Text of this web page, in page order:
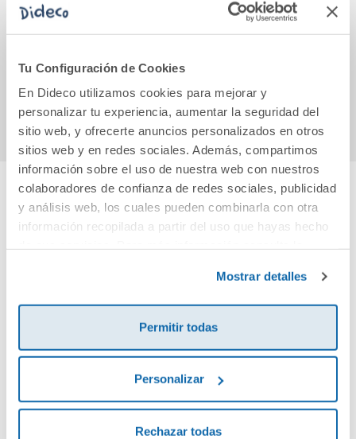
Tu Configuración de Cookies
En Dideco utilizamos cookies para mejorar y
personalizar tu experiencia, aumentar la seguridad del
sitio web, y ofrecerte anuncios personalizados en otros
sitios web y en redes sociales. Además, compartimos
información sobre el uso de nuestra web con nuestros
colaboradores de confianza de redes sociales, publicidad
y análisis web, los cuales pueden combinarla con otra
información recopilada a partir del uso que hayas hecho
Mostrar detalles
Permitir todas
Personalizar
Rechazar todas
Las Princesas
Rebeldes 2. El
misterio del
12,95€
Comprar
Alquimia y Fae 2:
Brimstone, edición
con tapa dura y
Comprar
Cuéntanos tu opinión